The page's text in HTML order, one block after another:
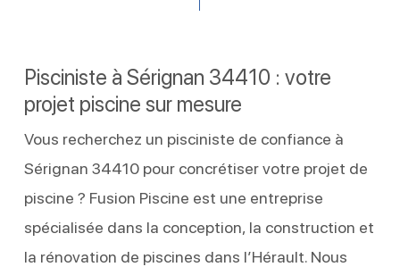
Pisciniste à Sérignan 34410 : votre
projet piscine sur mesure
Vous recherchez un pisciniste de confiance à
Sérignan 34410 pour concrétiser votre projet de
piscine ? Fusion Piscine est une entreprise
spécialisée dans la conception, la construction et
la rénovation de piscines dans l’Hérault. Nous